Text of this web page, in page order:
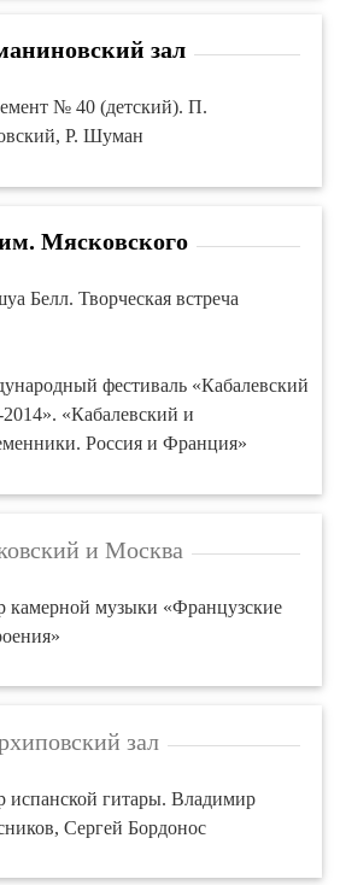
зал
№ 40 (детский). П.
Р. Шуман
Мясковского
Белл. Творческая встреча
фестиваль «Кабалевский
«Кабалевский и
Россия и Франция»
и Москва
камерной музыки «Французские
зал
испанской гитары. Владимир
Сергей Бордонос